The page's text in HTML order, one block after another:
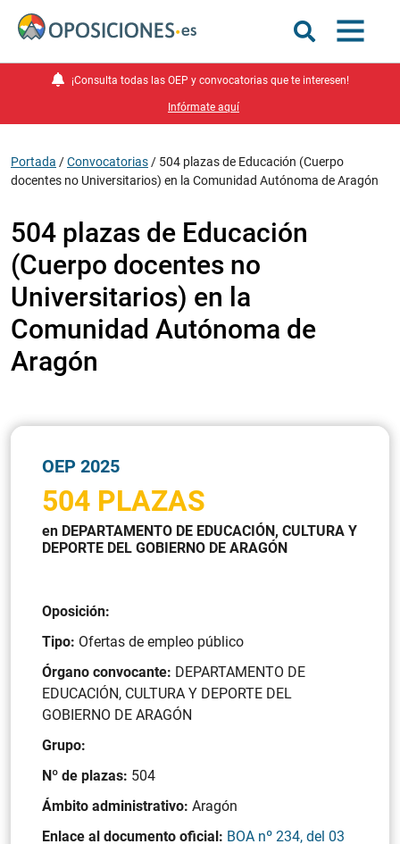
¡Consulta todas las OEP y convocatorias que te interesen!
Infórmate aquí
Portada /Convocatorias / 504 plazas de Educación (Cuerpo
docentes no Universitarios) en la Comunidad Autónoma de Aragón
504 plazas de Educación
(Cuerpo docentes no
Universitarios) en la
Comunidad Autónoma de
Aragón
OEP 2025
504 PLAZAS
en DEPARTAMENTO DE EDUCACIÓN, CULTURA Y
DEPORTE DEL GOBIERNO DE ARAGÓN
Oposición:
Tipo: Ofertas de empleo público
Órgano convocante: DEPARTAMENTO DE
EDUCACIÓN, CULTURA Y DEPORTE DEL
GOBIERNO DE ARAGÓN
Grupo:
Nº de plazas: 504
Ámbito administrativo: Aragón
Enlace al documento oficial: BOA nº 234, del 03